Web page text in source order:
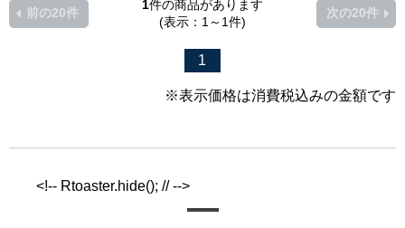
1件の商品があります
(表示：1～1件)
前の20件
1
次の20件
※表示価格は消費税込みの金額です